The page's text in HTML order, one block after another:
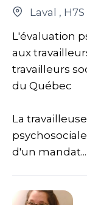
Laval , H7S
L'évaluation
aux
travailleurs
du Québec
La
d'un mandat...